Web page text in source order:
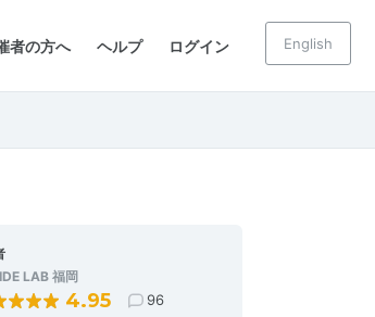
者の方へ ヘルプ ログイン English
LAB 福岡
4.95 96